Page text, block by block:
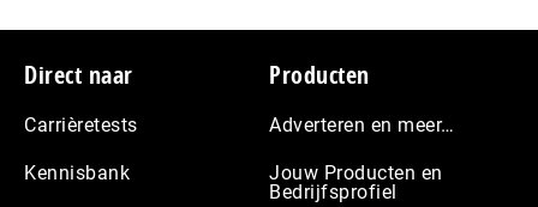
Footer
Direct naar
Carrièretests
Kennisbank
Producten
Adverteren en meer…
Jouw Producten en
Bedrijfsprofiel